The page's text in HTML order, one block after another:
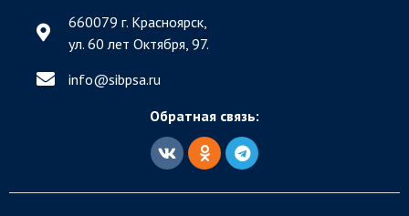
660079 г. Красноярск,
ул. 60 лет Октября, 97.
info@sibpsa.ru
Обратная связь: